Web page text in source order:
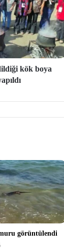
kök boya
görüntülendi